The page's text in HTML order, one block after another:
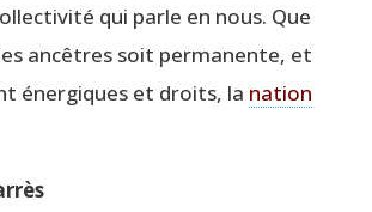
qui parle en nous. Que
ancêtres soit per­ma­nente, et
éner­giques et droits, la nation